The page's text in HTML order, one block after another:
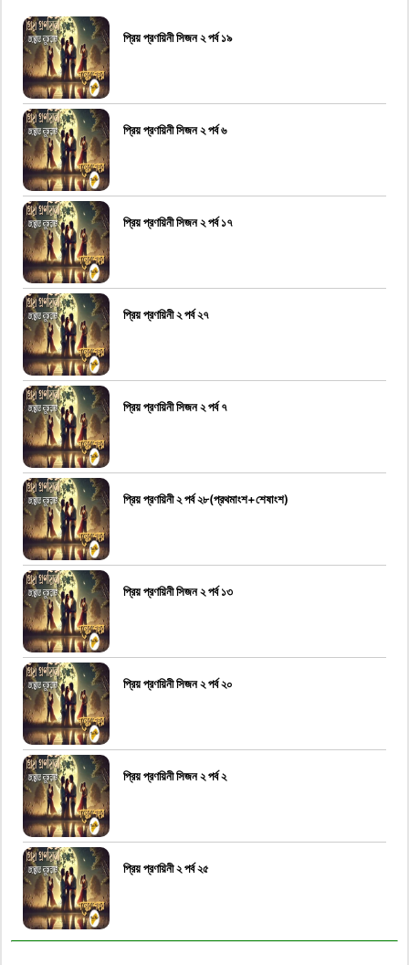
প্রিয় প্রণয়িনী সিজন ২ পর্ব ১৯
প্রিয় প্রণয়িনী সিজন ২ পর্ব ৬
প্রিয় প্রণয়িনী সিজন ২ পর্ব ১৭
প্রিয় প্রণয়িনী ২ পর্ব ২৭
প্রিয় প্রণয়িনী সিজন ২ পর্ব ৭
প্রিয় প্রণয়িনী ২ পর্ব ২৮(প্রথমাংশ+শেষাংশ)
প্রিয় প্রণয়িনী সিজন ২ পর্ব ১৩
প্রিয় প্রণয়িনী সিজন ২ পর্ব ২০
প্রিয় প্রণয়িনী সিজন ২ পর্ব ২
প্রিয় প্রণয়িনী ২ পর্ব ২৫